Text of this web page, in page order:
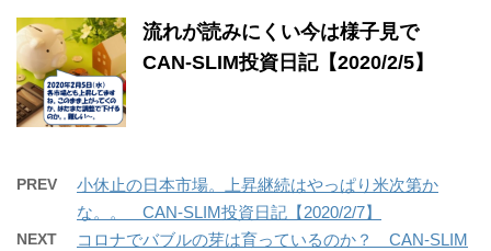
流れが読みにくい今は様子見で
CAN-SLIM投資日記【2020/2/5】
PREV
小休止の日本市場。上昇継続はやっぱり米次第か
な。。 CAN-SLIM投資日記【2020/2/7】
NEXT コロナでバブルの芽は育っているのか？ CAN-SLIM